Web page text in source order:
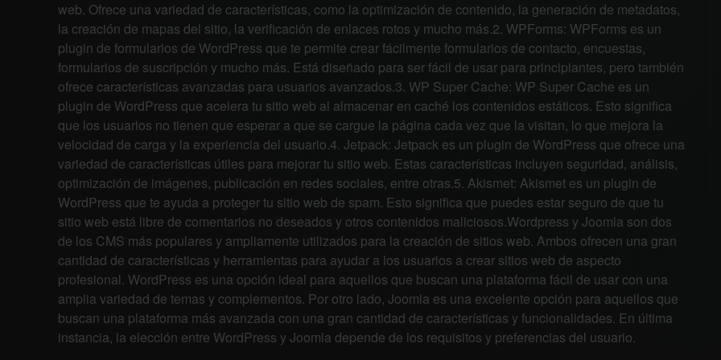
web. Ofrece una variedad de características, como la optimización de contenido, la generación de metadatos,
la creación de mapas del sitio, la verificación de enlaces rotos y mucho más.2. WPForms: WPForms es un
plugin de formularios de WordPress que te permite crear fácilmente formularios de contacto, encuestas,
formularios de suscripción y mucho más. Está diseñado para ser fácil de usar para principiantes, pero también
ofrece características avanzadas para usuarios avanzados.3. WP Super Cache: WP Super Cache es un
plugin de WordPress que acelera tu sitio web al almacenar en caché los contenidos estáticos. Esto significa
que los usuarios no tienen que esperar a que se cargue la página cada vez que la visitan, lo que mejora la
velocidad de carga y la experiencia del usuario.4. Jetpack: Jetpack es un plugin de WordPress que ofrece una
variedad de características útiles para mejorar tu sitio web. Estas características incluyen seguridad, análisis,
optimización de imágenes, publicación en redes sociales, entre otras.5. Akismet: Akismet es un plugin de
WordPress que te ayuda a proteger tu sitio web de spam. Esto significa que puedes estar seguro de que tu
sitio web está libre de comentarios no deseados y otros contenidos maliciosos.Wordpress y Joomla son dos
de los CMS más populares y ampliamente utilizados para la creación de sitios web. Ambos ofrecen una gran
cantidad de características y herramientas para ayudar a los usuarios a crear sitios web de aspecto
profesional. WordPress es una opción ideal para aquellos que buscan una plataforma fácil de usar con una
amplia variedad de temas y complementos. Por otro lado, Joomla es una excelente opción para aquellos que
buscan una plataforma más avanzada con una gran cantidad de características y funcionalidades. En última
instancia, la elección entre WordPress y Joomla depende de los requisitos y preferencias del usuario.